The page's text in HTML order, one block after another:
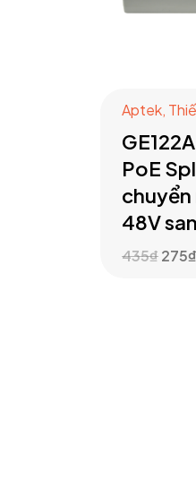
Aptek,
PoE
chuyển
48V
435₫275₫